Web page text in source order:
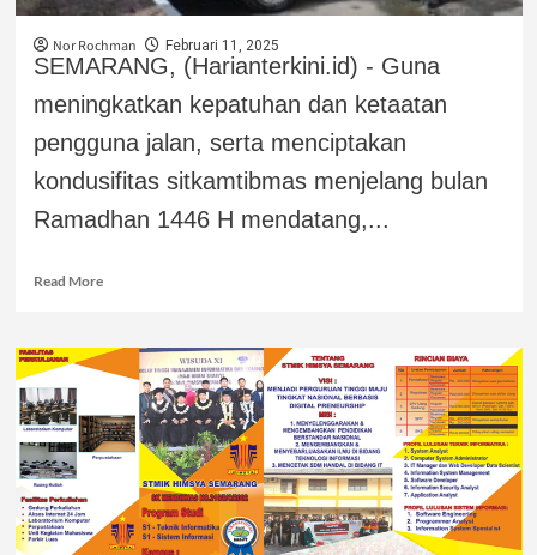
Nor Rochman Februari 11, 2025
SEMARANG, (Harianterkini.id) - Guna
meningkatkan kepatuhan dan ketaatan
pengguna jalan, serta menciptakan
kondusifitas sitkamtibmas menjelang bulan
Ramadhan 1446 H mendatang,...
Read More